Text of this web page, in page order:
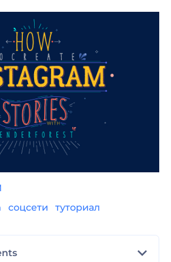
соцсети туториал